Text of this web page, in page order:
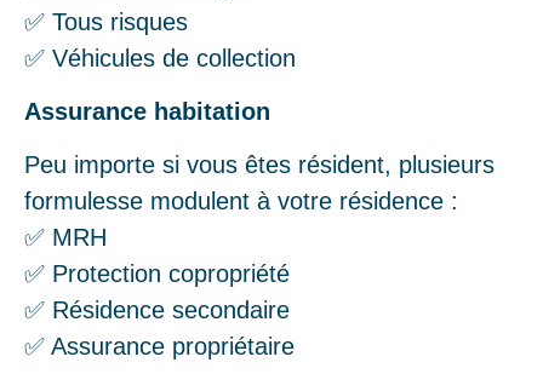
✅ Tous risques
✅ Véhicules de collection
Assurance habitation
Peu importe si vous êtes résident, plusieurs
formulesse modulent à votre résidence :
✅ MRH
✅ Protection copropriété
✅ Résidence secondaire
✅ Assurance propriétaire